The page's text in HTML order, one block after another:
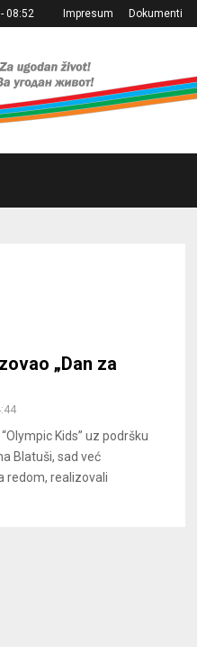
08:52 Impresum Dokumenti
„Dan za
Kids” uz podršku
Blatuši, sad već
redom, realizovali